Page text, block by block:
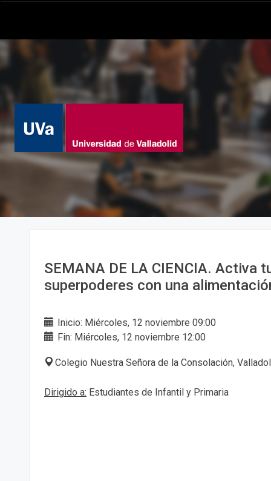
SEMANA DE LA CIENCIA. Activa
superpoderes con una
Inicio: Miércoles, 12 noviembre 09:00
Fin: Miércoles, 12 noviembre 12:00
Colegio Nuestra Señora de la Consolación,
Dirigido a: Estudiantes de Infantil y Primaria